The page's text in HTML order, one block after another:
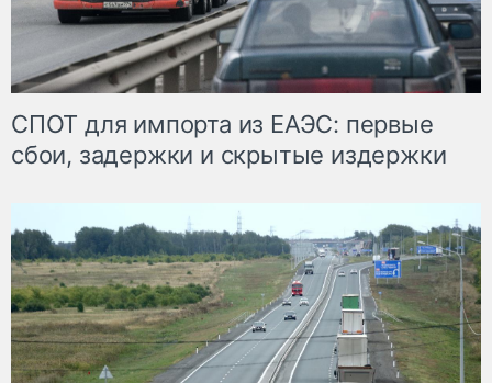
СПОТ для импорта из ЕАЭС: первые
сбои, задержки и скрытые издержки